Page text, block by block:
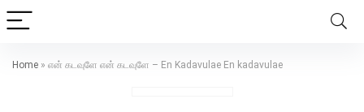
Home » என் கடவுளே என் கடவுளே – En Kadavulae En kadavulae